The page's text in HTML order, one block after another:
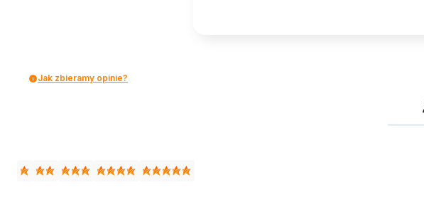
Jak zbieramy opinie?